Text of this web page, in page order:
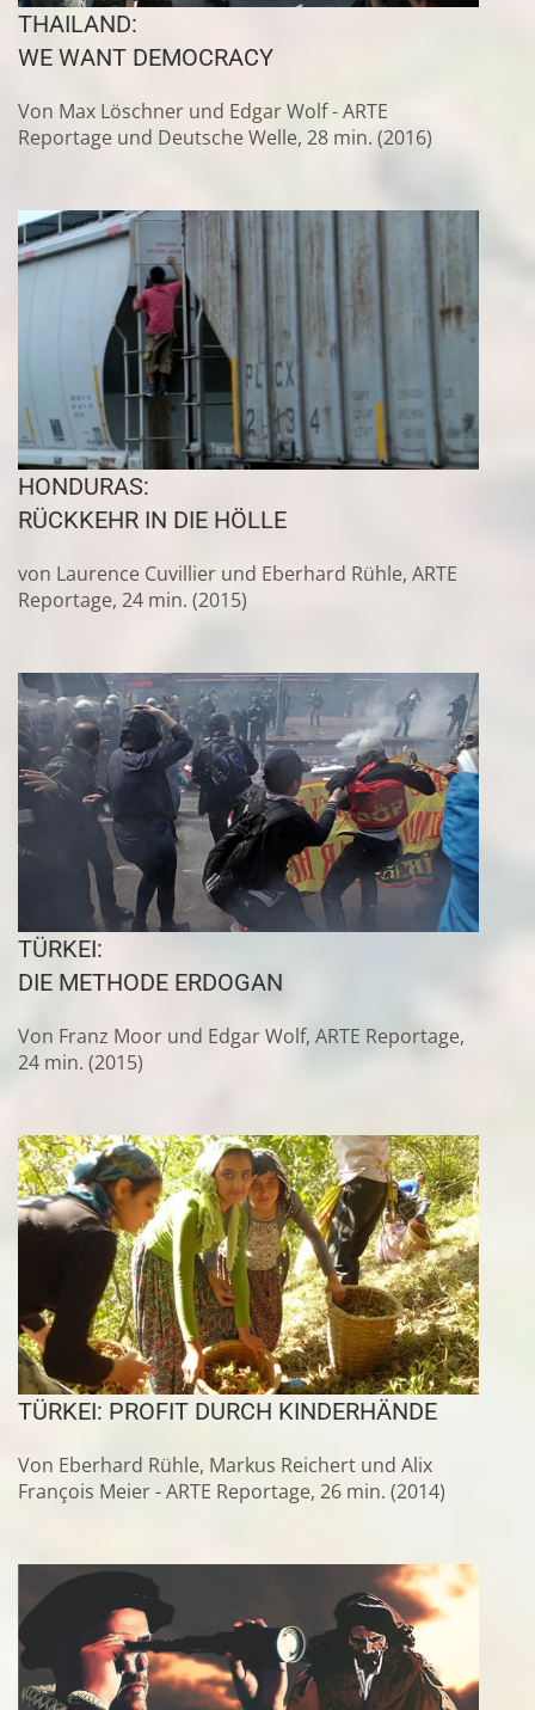
THAILAND:
WE WANT DEMOCRACY
Von Max Löschner und Edgar Wolf - ARTE
Reportage und Deutsche Welle, 28 min. (2016)
HONDURAS:
RÜCKKEHR IN DIE HÖLLE
von Laurence Cuvillier und Eberhard Rühle, ARTE
Reportage, 24 min. (2015)
TÜRKEI:
DIE METHODE ERDOGAN
Von Franz Moor und Edgar Wolf, ARTE Reportage,
24 min. (2015)
TÜRKEI: PROFIT DURCH KINDERHÄNDE
Von Eberhard Rühle, Markus Reichert und Alix
François Meier - ARTE Reportage, 26 min. (2014)